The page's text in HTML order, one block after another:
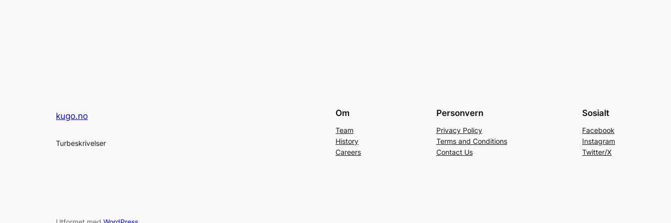
kugo.no
Turbeskrivelser
Om
Team
History
Careers
Personvern
Privacy Policy
Terms and Conditions
Contact Us
Sosialt
Facebook
Instagram
Twitter/X